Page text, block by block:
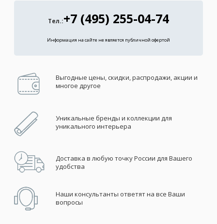
Тел.:+7 (495) 255-04-74
Информация на сайте не является публичной офертой
Выгодные цены, скидки, распродажи, акции и
многое другое
Уникальные бренды и коллекции для
уникального интерьера
Доставка в любую точку России для Вашего
удобства
Наши консультанты ответят на все Ваши
вопросы